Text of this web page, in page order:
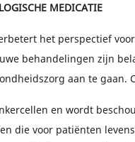
MEDICATIE
het perspectief
behandelingen zijn
aan te gaan.
en wordt
die voor patiënten